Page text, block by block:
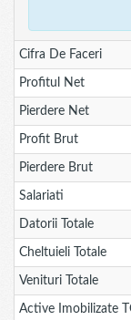
Cifra De Faceri
Profitul Net
Pierdere Net
Profit Brut
Pierdere Brut
Salariati
Datorii Totale
Cheltuieli Totale
Venituri Totale
Active Imobilizate